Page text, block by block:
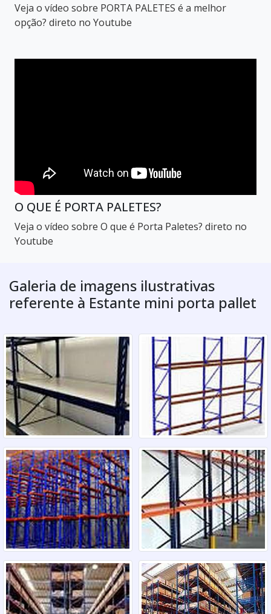
Veja o vídeo sobre PORTA PALETES é a melhor
opção? direto no Youtube
O QUE É PORTA PALETES?
Veja o vídeo sobre O que é Porta Paletes? direto no
Youtube
Galeria de imagens ilustrativas
referente à Estante mini porta pallet